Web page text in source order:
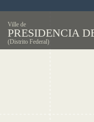
Ville de
PRESIDENCIA
(Distrito Federal)